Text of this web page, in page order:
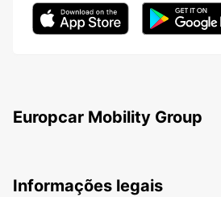
Europcar Mobility Group
Informações legais